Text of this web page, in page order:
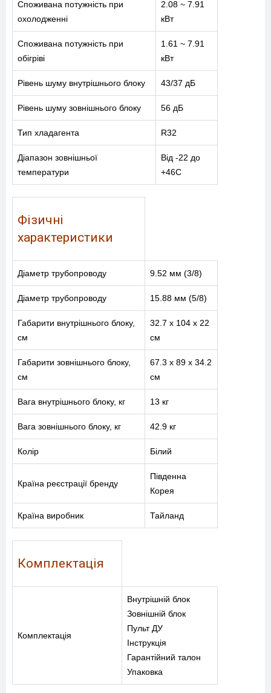
Споживана потужність при
охолодженні
2.08 ~ 7.91
кВт
Споживана потужність при
обігріві
1.61 ~ 7.91
кВт
Рівень шуму внутрішнього блоку 43/37 дБ
Рівень шуму зовнішнього блоку 56 дБ
Тип хладагента R32
Діапазон зовнішньої
температури
Від -22 до
+46С
Фізичні
характеристики
Діаметр трубопроводу 9.52 мм (3/8)
Діаметр трубопроводу 15.88 мм (5/8)
Габарити внутрішнього блоку,
см
32.7 х 104 х 22
см
Габарити зовнішнього блоку,
см
67.3 х 89 х 34.2
см
Вага внутрішнього блоку, кг 13 кг
Вага зовнішнього блоку, кг 42.9 кг
Колір Білий
Країна реєстрації бренду
Південна
Корея
Країна виробник Тайланд
Комплектація
Комплектація
Внутрішній блок
Зовнішній блок
Пульт ДУ
Інструкція
Гарантійний талон
Упаковка
МЕНЮ
ПОСЛУГИ
КАТАЛОГ
ПРО НАС